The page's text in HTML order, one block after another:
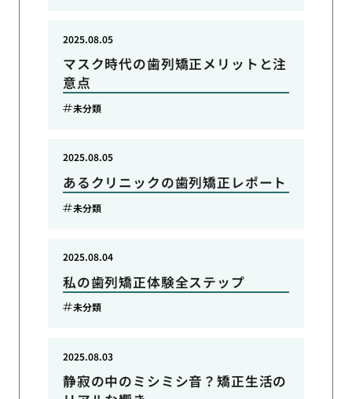
マスク時代の歯列矯正メリットと注
意点
2025.08.05
未分類
あるクリニックの歯列矯正レポート
2025.08.05
未分類
私の歯列矯正体験全ステップ
2025.08.04
未分類
静寂の中のミシミシ音？矯正生活の
2025.08.03